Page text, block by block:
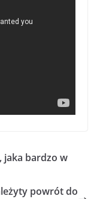
jaka bardzo w
powrót do